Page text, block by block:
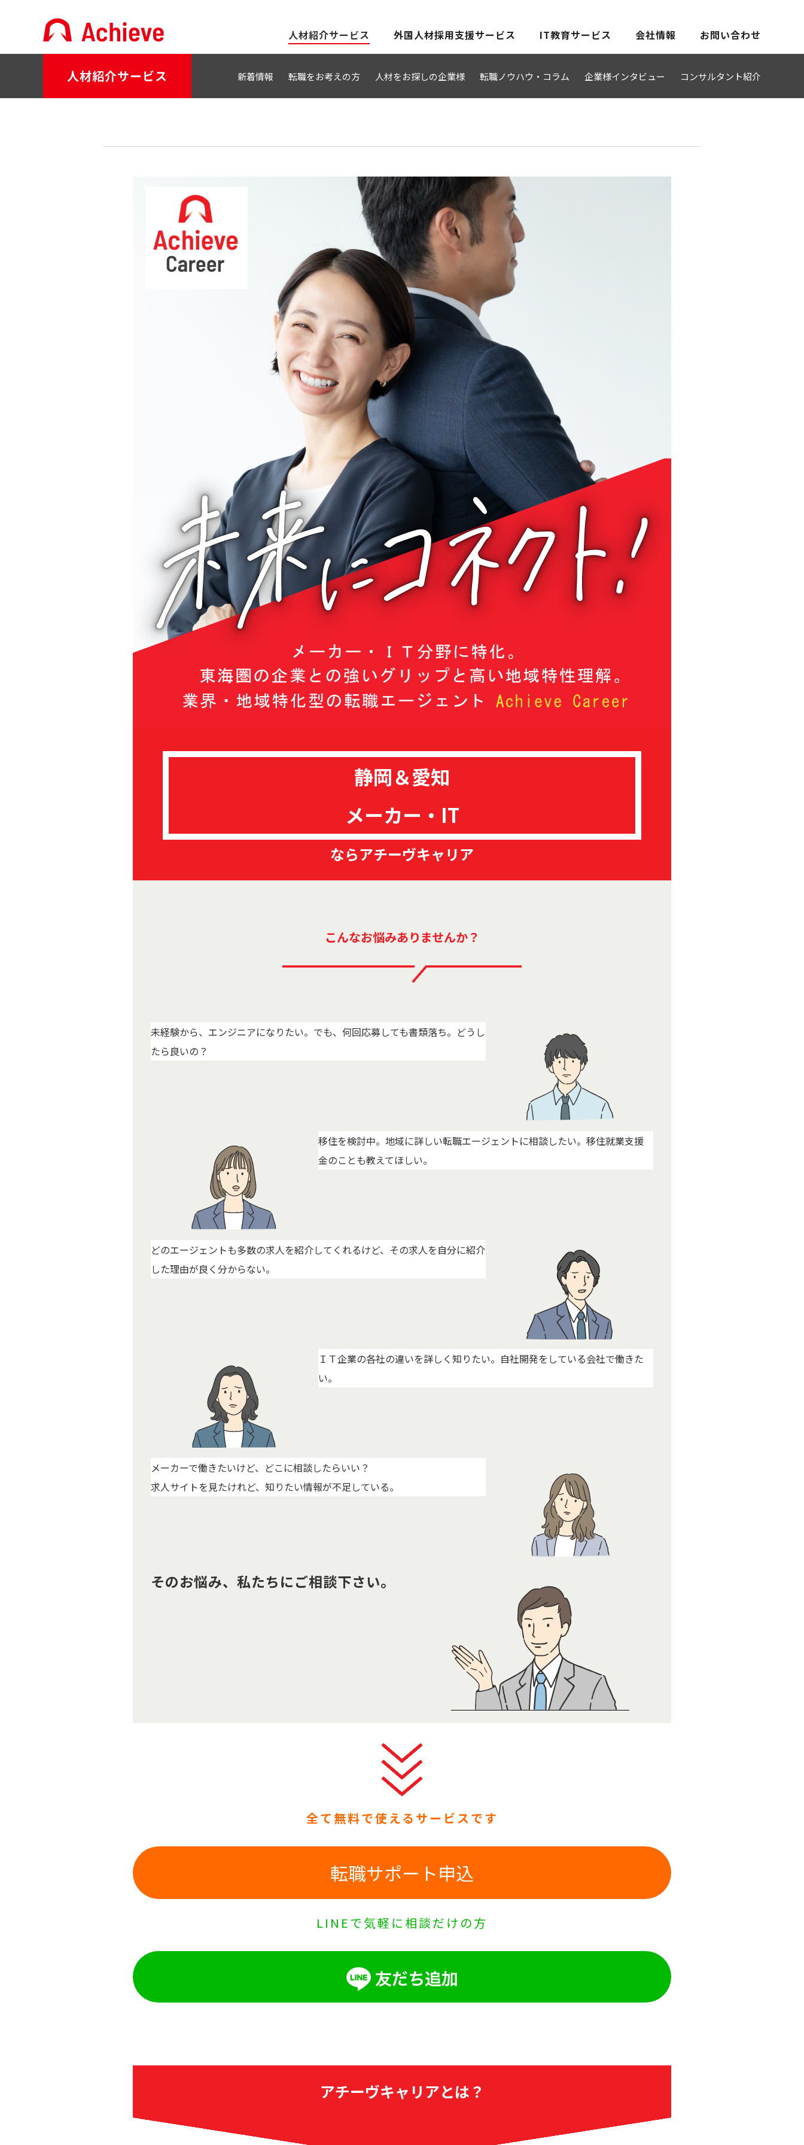
人材紹介サービス 外国人材採用支援サービス IT教育サービス 会社情報 お問い合わせ
人材紹介サービス 新着情報 転職をお考えの方 人材をお探しの企業様 転職ノウハウ・コラム 企業様インタビュー コンサルタント紹介
静岡＆愛知
メーカー・IT
ならアチーヴキャリア
こんなお悩みありませんか？
未経験から、エンジニアになりたい。でも、何回応募しても書類落ち。どうし
たら良いの？
移住を検討中。地域に詳しい転職エージェントに相談したい。移住就業支援
金のことも教えてほしい。
どのエージェントも多数の求人を紹介してくれるけど、その求人を自分に紹介
した理由が良く分からない。
ＩＴ企業の各社の違いを詳しく知りたい。自社開発をしている会社で働きた
い。
メーカーで働きたいけど、どこに相談したらいい？
求人サイトを見たけれど、知りたい情報が不足している。
そのお悩み、私たちにご相談下さい。
全て無料で使えるサービスです
転職サポート申込
LINEで気軽に相談だけの方
アチーヴキャリアとは？